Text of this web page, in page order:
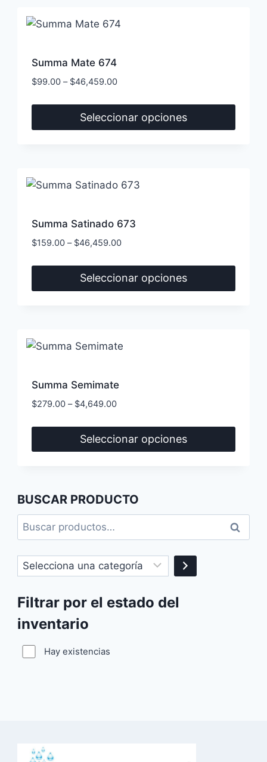
de
múltiples
Las
se
pueden
de
Summa Mate 674
$99.00 – $46,459.00
Seleccionar opciones
múltiples
Las
se
pueden
de
Summa Satinado 673
$159.00 – $46,459.00
Seleccionar opciones
múltiples
Las
se
pueden
de
producto
Summa Semimate
$279.00 – $4,649.00
Seleccionar opciones
múltiples
variantes.
Las
opciones
se
elegir
en
página
BUSCAR PRODUCTO
Buscar
por:
Buscar
Selecciona
una
categoría
Filtrar por el estado del
inventario
Hay existencias